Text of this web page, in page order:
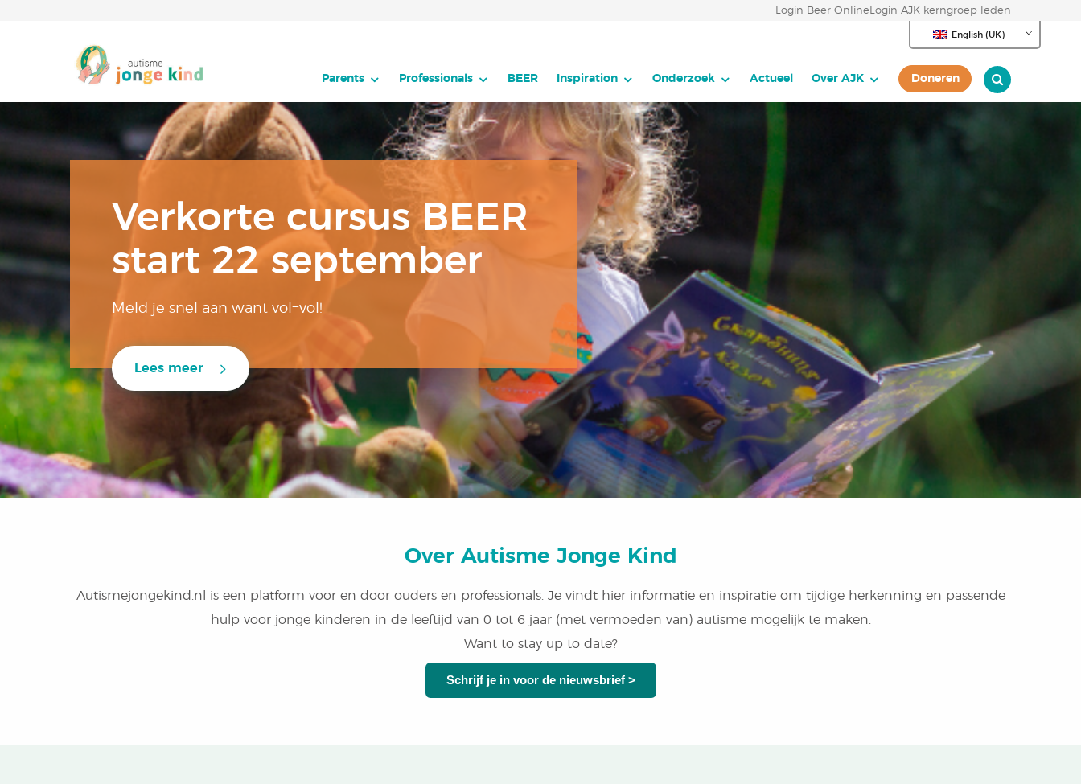
Login Beer Online Login AJK kerngroep leden
English (UK)
Parents Professionals BEER Inspiration Onderzoek Actueel Over AJK Doneren
Verkorte cursus BEER
start 22 september
Meld je snel aan want vol=vol!
Lees meer
Over Autisme Jonge Kind
Autismejongekind.nl is een platform voor en door ouders en professionals. Je vindt hier informatie en inspiratie om tijdige herkenning en passende
hulp voor jonge kinderen in de leeftijd van 0 tot 6 jaar (met vermoeden van) autisme mogelijk te maken.
Want to stay up to date?
Schrijf je in voor de nieuwsbrief >